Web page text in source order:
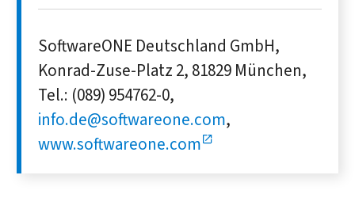
SoftwareONE Deutschland GmbH,
Konrad-Zuse-Platz 2, 81829 München,
Tel.: (089) 954762-0,
info.de@softwareone.com,
www.softwareone.com